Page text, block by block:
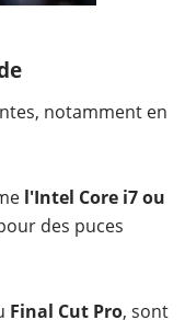
notamment en
l'Intel Core i7 ou
des puces
Final Cut Pro, sont